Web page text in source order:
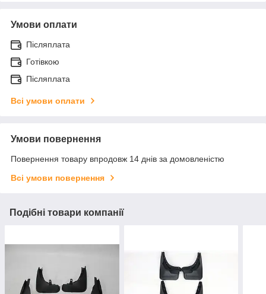
Умови оплати
Післяплата
Готівкою
Післяплата
Всі умови оплати
Умови повернення
Повернення товару впродовж 14 днів за домовленістю
Всі умови повернення
Подібні товари компанії